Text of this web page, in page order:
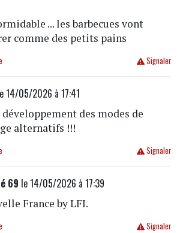
... les barbecues vont
comme des petits pains
Signaler
14/05/2026 à 17:41
développement des modes de
alternatifs !!!
Signaler
69 le 14/05/2026 à 17:39
France by LFI.
Signaler